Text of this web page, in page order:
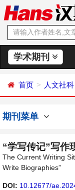
学术期刊
首页 人文社科
期刊菜单
“学写传记”写作
The Current Writing
Write Biographies”
DOI: 10.12677/